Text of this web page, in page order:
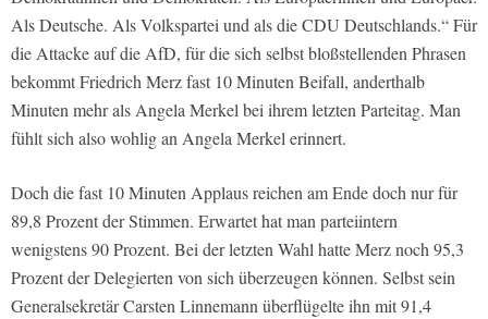
Als Deutsche. Als Volkspartei und als die CDU Deutschlands.“ Für
die Attacke auf die AfD, für die sich selbst bloßstellenden Phrasen
bekommt Friedrich Merz fast 10 Minuten Beifall, anderthalb
Minuten mehr als Angela Merkel bei ihrem letzten Parteitag. Man
fühlt sich also wohlig an Angela Merkel erinnert.
Doch die fast 10 Minuten Applaus reichen am Ende doch nur für
89,8 Prozent der Stimmen. Erwartet hat man parteiintern
wenigstens 90 Prozent. Bei der letzten Wahl hatte Merz noch 95,3
Prozent der Delegierten von sich überzeugen können. Selbst sein
Generalsekretär Carsten Linnemann überflügelte ihn mit 91,4